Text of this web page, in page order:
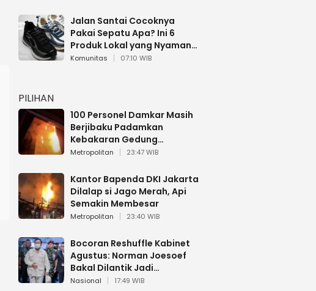
Jalan Santai Cocoknya
Pakai Sepatu Apa? Ini 6
Produk Lokal yang Nyaman
Buat 17 Agustusan
Komunitas 07:10 WIB
PILIHAN
100 Personel Damkar Masih
Berjibaku Padamkan
Kebakaran Gedung
Bapenda DKI
Metropolitan 23:47 WIB
Kantor Bapenda DKI Jakarta
Dilalap si Jago Merah, Api
Semakin Membesar
Metropolitan 23:40 WIB
Bocoran Reshuffle Kabinet
Agustus: Norman Joesoef
Bakal Dilantik Jadi
Wamenhan RI
Nasional 17:49 WIB